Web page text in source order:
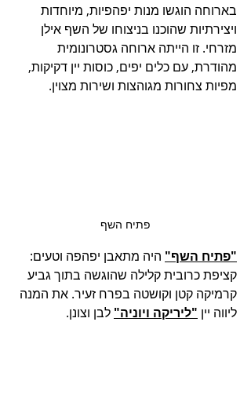
בארוחה הוגשו מנות יפהפיות, מיוחדות
ויצירתיות שהוכנו בניצוחו של השף אילן
מזרחי. זו הייתה ארוחה גסטרונומית
מהודרת, עם כלים יפים, כוסות יין דקיקות,
מפיות צחורות מגוהצות ושירות מצוין.
פתיח השף
"פתיח השף" היה מתאבן יפהפה וטעים:
קציפת כרובית קלילה שהוגשה בתוך גביע
קרמיקה קטן וקושטה בפרח זעיר. את המנה
ליווה יין "ליריקה ויוניה" לבן וצונן.